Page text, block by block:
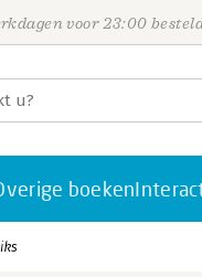
voor 23:00
boeken